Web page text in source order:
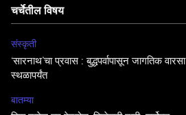
चर्चेतील विषय
संस्कृती
‘सारनाथ’चा प्रवास : बुद्धपर्वापासून जागतिक वारसा
स्थळापर्यंत
बातम्या